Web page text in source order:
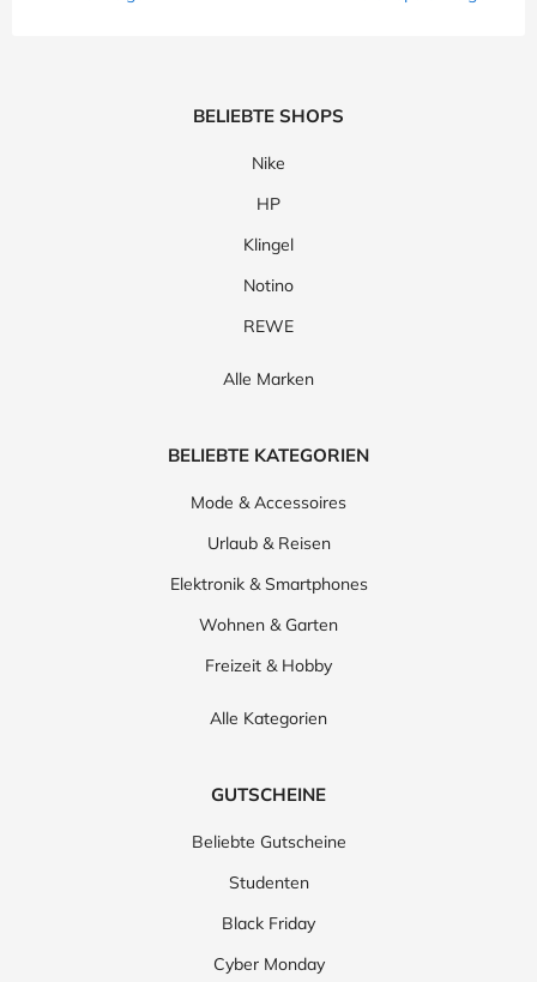
BELIEBTE SHOPS
Nike
HP
Klingel
Notino
REWE
Alle Marken
BELIEBTE KATEGORIEN
Mode & Accessoires
Urlaub & Reisen
Elektronik & Smartphones
Wohnen & Garten
Freizeit & Hobby
Alle Kategorien
GUTSCHEINE
Beliebte Gutscheine
Studenten
Black Friday
Cyber Monday